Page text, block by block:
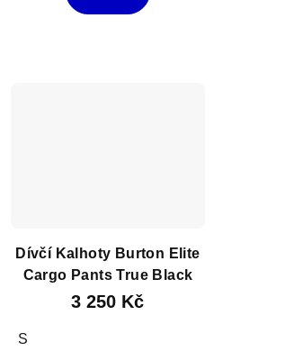
Dívčí Kalhoty Burton Elite
Cargo Pants True Black
3 250 Kč
S